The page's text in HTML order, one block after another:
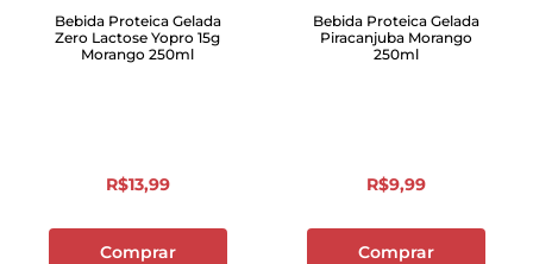
Bebida Proteica Gelada
Zero Lactose Yopro 15g
Morango 250ml
R$13,99
Comprar
Bebida Proteica Gelada
Piracanjuba Morango
250ml
R$9,99
Comprar